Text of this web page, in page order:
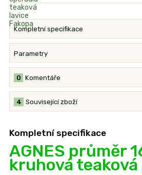
Kompletní specifikace
Parametry
Komentáře
0
Související zboží
4
Kompletní specifikace
AGNES průměr
kruhová teaková